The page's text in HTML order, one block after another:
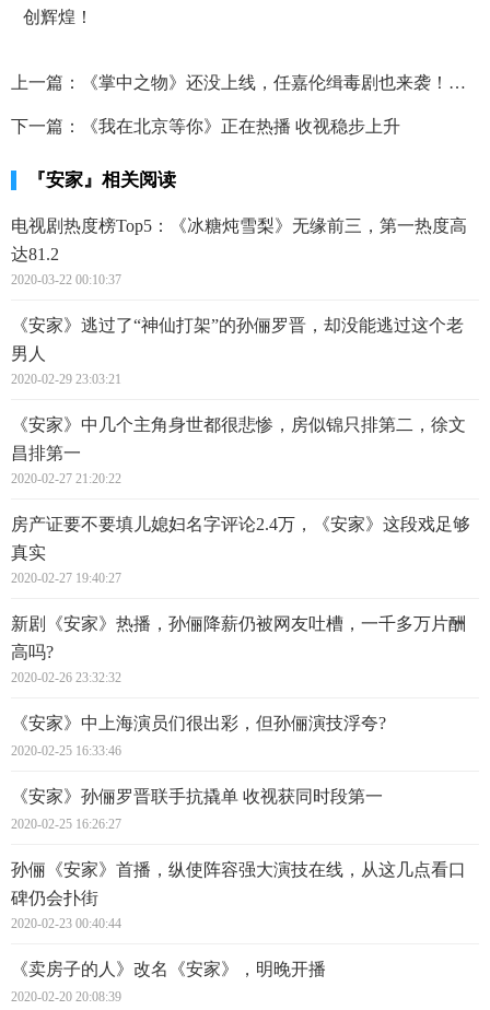
创辉煌！
上一篇： 《掌中之物》还没上线，任嘉伦缉毒剧也来袭！搭档对象让人很满意
下一篇： 《我在北京等你》正在热播 收视稳步上升
『安家』相关阅读
电视剧热度榜Top5：《冰糖炖雪梨》无缘前三，第一热度高
达81.2
2020-03-22 00:10:37
《安家》逃过了“神仙打架”的孙俪罗晋，却没能逃过这个老
男人
2020-02-29 23:03:21
《安家》中几个主角身世都很悲惨，房似锦只排第二，徐文
昌排第一
2020-02-27 21:20:22
房产证要不要填儿媳妇名字评论2.4万，《安家》这段戏足够
真实
2020-02-27 19:40:27
新剧《安家》热播，孙俪降薪仍被网友吐槽，一千多万片酬
高吗?
2020-02-26 23:32:32
《安家》中上海演员们很出彩，但孙俪演技浮夸?
2020-02-25 16:33:46
《安家》孙俪罗晋联手抗撬单 收视获同时段第一
2020-02-25 16:26:27
孙俪《安家》首播，纵使阵容强大演技在线，从这几点看口
碑仍会扑街
2020-02-23 00:40:44
《卖房子的人》改名《安家》，明晚开播
2020-02-20 20:08:39